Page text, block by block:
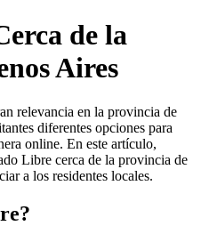
de la
Aires
relevancia en la provincia de
diferentes opciones para
online. En este artículo,
Libre cerca de la provincia de
a los residentes locales.